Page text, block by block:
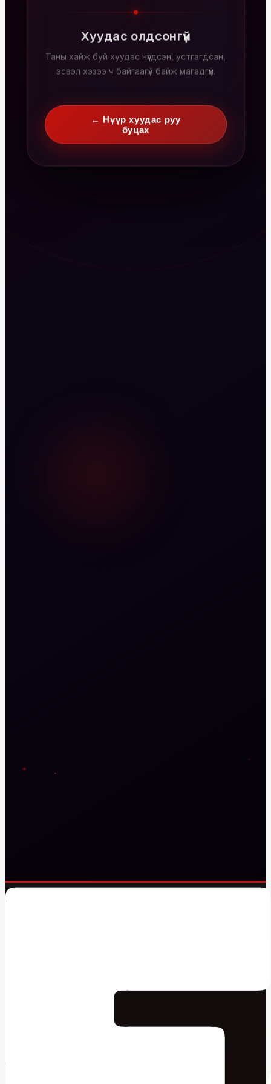
Хуудас олдсонгүй
Таны хайж буй хуудас нүүгдсэн, устгагдсан,
эсвэл хэзээ ч байгаагүй байж магадгүй.
← Нүүр хуудас руу
буцах